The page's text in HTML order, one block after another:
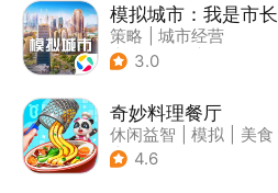
模拟城市：我是市长
策略
城市经营
| 模拟城市
3.0
奇妙料理餐厅
休闲益智 模拟
美食
| 宝宝巴士
4.6